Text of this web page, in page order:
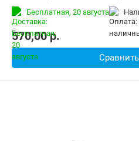
Количество каналов видео:
Дополнительно:
G-сенсор,
Бесплатная, 20 августа
570,00p.